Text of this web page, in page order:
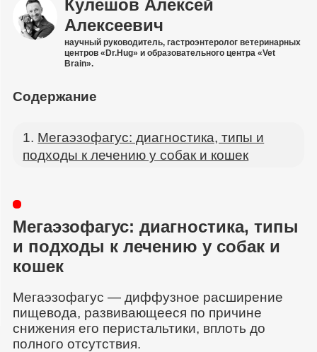
Кулешов Алексей
Алексеевич
научный руководитель, гастроэнтеролог ветеринарных
центров «Dr.Hug» и образовательного центра «Vet
Brain».
Содержание
Мегаэзофагус: диагностика, типы и
подходы к лечению у собак и кошек
Мегаэзофагус: диагностика, типы
и подходы к лечению у собак и
кошек
Мегаэзофагус — диффузное расширение
пищевода, развивающееся по причине
снижения его перистальтики, вплоть до
полного отсутствия.